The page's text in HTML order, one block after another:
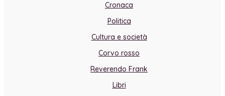
Cronaca
Politica
Cultura e società
Corvo rosso
Reverendo Frank
Libri